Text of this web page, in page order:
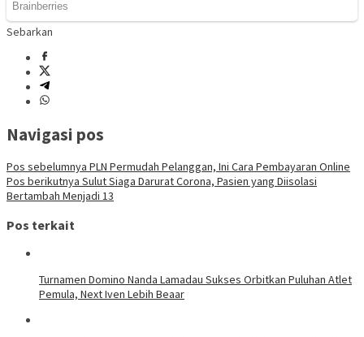
Sebarkan
Navigasi pos
Pos sebelumnya PLN Permudah Pelanggan, Ini Cara Pembayaran Online
Pos berikutnya Sulut Siaga Darurat Corona, Pasien yang Diisolasi
Bertambah Menjadi 13
Pos terkait
Turnamen Domino Nanda Lamadau Sukses Orbitkan Puluhan Atlet
Pemula, Next Iven Lebih Beaar